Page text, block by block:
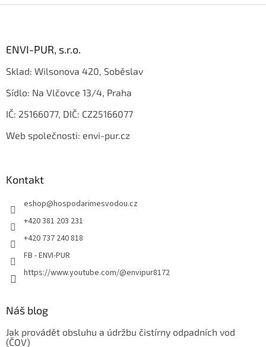
ENVI-PUR, s.r.o.
Sklad: Wilsonova 420, Soběslav
Sídlo: Na Vlčovce 13/4, Praha
IČ: 25166077, DIČ: CZ25166077
Web společnosti: envi-pur.cz
Kontakt
eshop@hospodarimesvodou.cz
+420 381 203 231
+420 737 240 818
FB - ENVI-PUR
https://www.youtube.com/@envipur8172
Náš blog
Jak provádět obsluhu a údržbu čistírny odpadních vod
(ČOV)